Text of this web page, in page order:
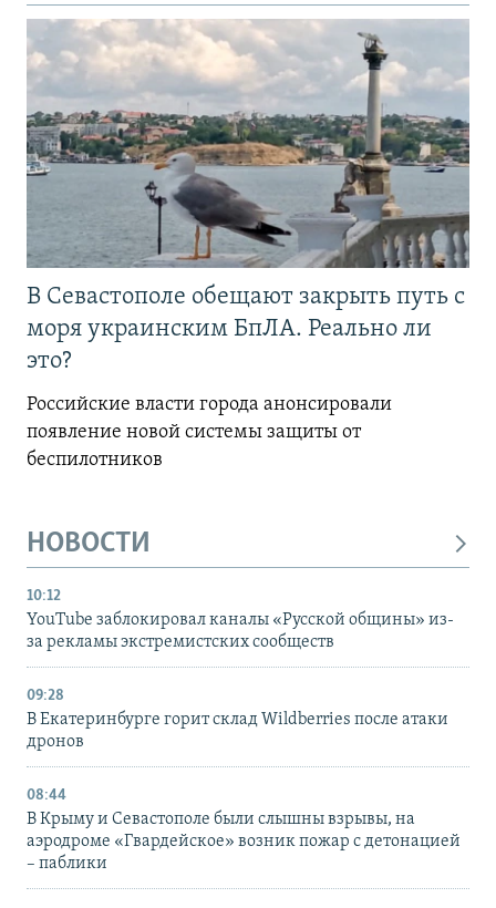
В Севастополе обещают закрыть путь с
моря украинским БпЛА. Реально ли
это?
Российские власти города анонсировали
появление новой системы защиты от
беспилотников
НОВОСТИ
10:12
YouTube заблокировал каналы «Русской общины» из-
за рекламы экстремистских сообществ
09:28
В Екатеринбурге горит склад Wildberries после атаки
дронов
08:44
В Крыму и Севастополе были слышны взрывы, на
аэродроме «Гвардейское» возник пожар с детонацией
– паблики